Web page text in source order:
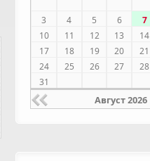
3
4 5 6 7
10
11 12 13 14
17
18 19 20 21
24
25 26 27 28
31
Август 2026